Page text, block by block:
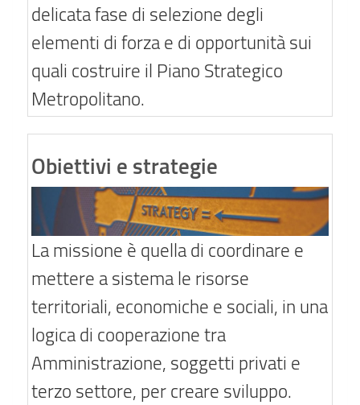
delicata fase di selezione degli
elementi di forza e di opportunità sui
quali costruire il Piano Strategico
Metropolitano.
Obiettivi e strategie
La missione è quella di coordinare e
mettere a sistema le risorse
territoriali, economiche e sociali, in una
logica di cooperazione tra
Amministrazione, soggetti privati e
terzo settore, per creare sviluppo.